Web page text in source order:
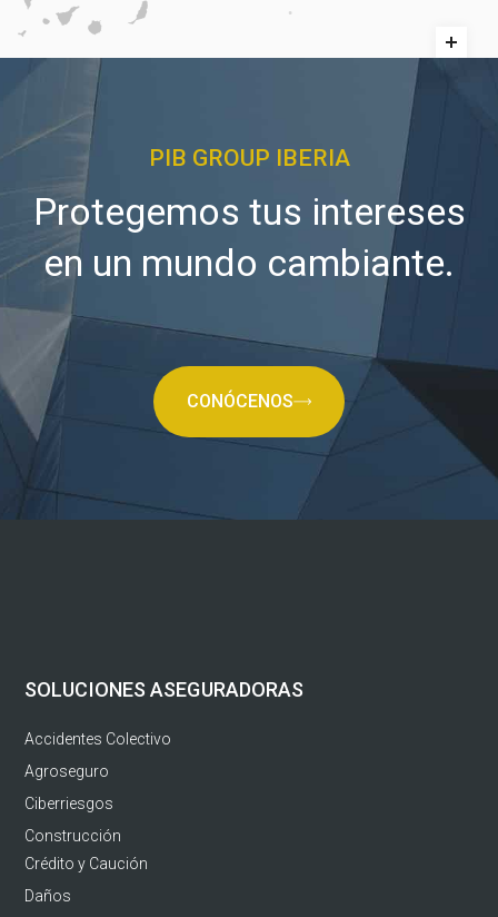
PIB GROUP IBERIA
Protegemos tus intereses
en un mundo cambiante.
CONÓCENOS
SOLUCIONES ASEGURADORAS
Accidentes Colectivo
Agroseguro
Ciberriesgos
Construcción
Crédito y Caución
Daños